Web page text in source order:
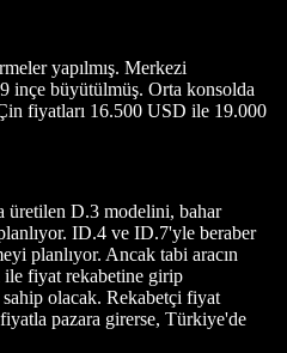
yapılmış. Merkezi
inçe büyütülmüş. Orta konsolda
fiyatları 16.500 USD ile 19.000
üretilen D.3 modelini, bahar
ID.4 ve ID.7'yle beraber
planlıyor. Ancak tabi aracın
fiyat rekabetine girip
olacak. Rekabetçi fiyat
pazara girerse, Türkiye'de